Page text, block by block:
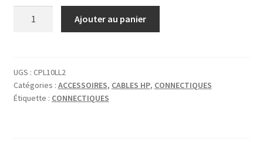
HP
SPEAK
ON
Ajouter au panier
UGS : CPL10LL2
Catégories : ACCESSOIRES, CABLES HP, CONNECTIQUES
Étiquette : CONNECTIQUES